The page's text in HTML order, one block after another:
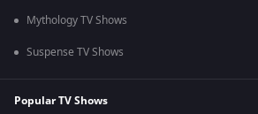
Mythology TV Shows
Suspense TV Shows
Popular TV Shows